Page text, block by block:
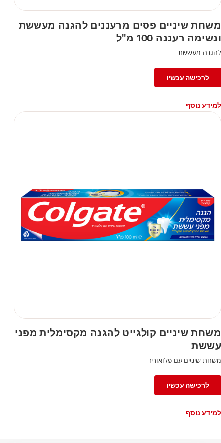
משחת שיניים פסים מרעננים להגנה מעששת
ונשימה רעננה 100 מ"ל
להגנה מעששת
לרכישה עכשיו
למידע נוסף
משחת שיניים קולגייט להגנה מקסימלית מפני
עששת
משחת שיניים עם פלואוריד
לרכישה עכשיו
למידע נוסף